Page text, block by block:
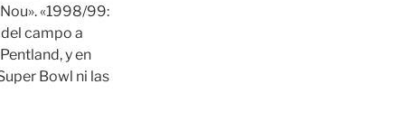
«1998/99:
campo a
y en
Bowl ni las